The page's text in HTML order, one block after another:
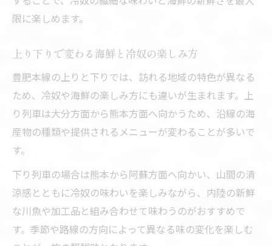
限に楽しめます。
上り下りで変わる海鮮と冷奴の楽しみ方
豊肥本線の上りと下りでは、訪れる地域の特色が異なる
ため、冷奴や海鮮の楽しみ方にも違いが生まれます。上
り列車は大分方面から熊本方面へ向かうため、沿線の海
産物の種類や提供されるメニューが変わることが多いで
す。
下り列車の場合は熊本から阿蘇方面へ向かい、山間の清
涼感とともに冷奴の味わいを楽しみながら、内陸の新鮮
な川魚や加工品と組み合わせて味わうのがおすすめで
す。季節や路線の方向によって異なる味の変化を楽しむ